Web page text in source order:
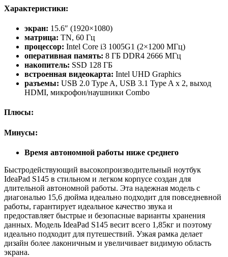
Характеристики:
экран: 15.6″ (1920×1080)
матрица: TN, 60 Гц
процессор: Intel Core i3 1005G1 (2×1200 МГц)
оперативная память: 8 ГБ DDR4 2666 МГц
накопитель: SSD 128 ГБ
встроенная видеокарта: Intel UHD Graphics
разъемы: USB 2.0 Type A, USB 3.1 Type A x 2, выход
HDMI, микрофон/наушники Combo
Плюсы:
Минусы:
Время автономной работы ниже среднего
Быстродействующий высокопроизводительный ноутбук
IdeaPad S145 в стильном и легком корпусе создан для
длительной автономной работы. Эта надежная модель с
диагональю 15,6 дюйма идеально подходит для повседневной
работы, гарантирует идеальное качество звука и
предоставляет быстрые и безопасные варианты хранения
данных. Модель IdeaPad S145 весит всего 1,85кг и поэтому
идеально подходит для путешествий. Узкая рамка делает
дизайн более лаконичным и увеличивает видимую область
экрана.